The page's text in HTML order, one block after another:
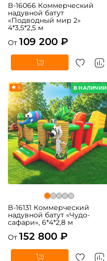
B-16066 Коммерческий
надувной батут
«Подводный мир 2»
4*3,5*2,5 м
От 109 200 ₽
В НАЛИЧИИ
5
B-16131 Коммерческий
надувной батут «Чудо-
сафари», 6*4*2,8 м
От 152 800 ₽